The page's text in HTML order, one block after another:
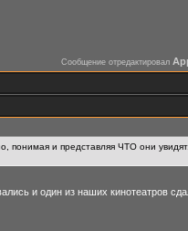
Сообщение отредактировал
понимая и представляя ЧТО они увидят.
и один из наших кинотеатров